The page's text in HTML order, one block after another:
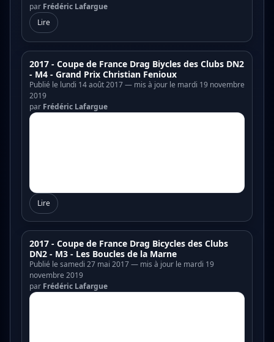
par Frédéric Lafargue
Lire
2017 - Coupe de France Drag Biycles des Clubs DN2
- M4 - Grand Prix Christian Fenioux
Publié le lundi 14 août 2017 — mis à jour le mardi 19 novembre
2019
par Frédéric Lafargue
Lire
2017 - Coupe de France Drag Bicycles des Clubs
DN2 - M3 - Les Boucles de la Marne
Publié le samedi 27 mai 2017 — mis à jour le mardi 19
novembre 2019
par Frédéric Lafargue